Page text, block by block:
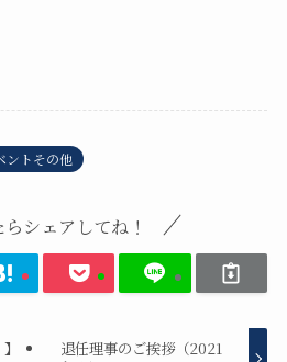
ントその他
シェアしてね！
退任理事のご挨拶（2021